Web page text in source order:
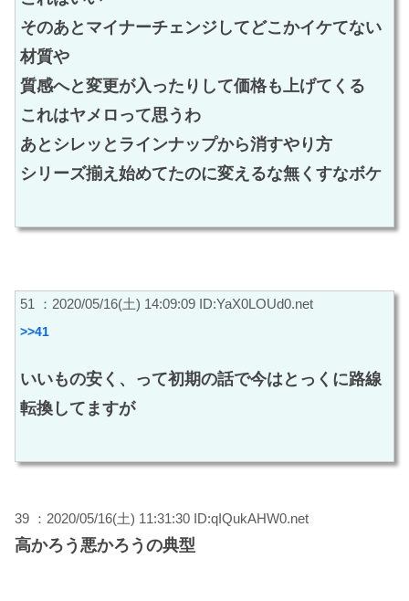
そのあとマイナーチェンジしてどこかイケてない
材質や
質感へと変更が入ったりして価格も上げてくる
これはヤメロって思うわ
あとシレッとラインナップから消すやり方
シリーズ揃え始めてたのに変えるな無くすなボケ
51 ：2020/05/16(土) 14:09:09 ID:YaX0LOUd0.net
>>41
いいもの安く、って初期の話で今はとっくに路線
転換してますが
39 ：2020/05/16(土) 11:31:30 ID:qIQukAHW0.net
高かろう悪かろうの典型